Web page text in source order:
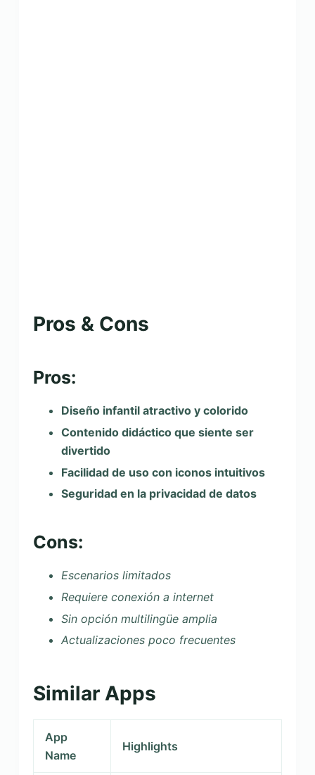
Pros & Cons
Pros:
Diseño infantil atractivo y colorido
Contenido didáctico que siente ser
divertido
Facilidad de uso con iconos intuitivos
Seguridad en la privacidad de datos
Cons:
Escenarios limitados
Requiere conexión a internet
Sin opción multilingüe amplia
Actualizaciones poco frecuentes
Similar Apps
App
Name
Highlights